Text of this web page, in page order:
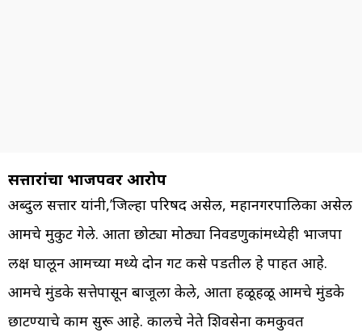
सत्तारांचा भाजपवर आरोप
अब्दुल सत्तार यांनी,’जिल्हा परिषद असेल, महानगरपालिका असेल
आमचे मुकुट गेले. आता छोट्या मोठ्या निवडणुकांमध्येही भाजपा
लक्ष घालून आमच्या मध्ये दोन गट कसे पडतील हे पाहत आहे.
आमचे मुंडके सत्तेपासून बाजूला केले, आता हळूहळू आमचे मुंडके
छाटण्याचे काम सुरू आहे. कालचे नेते शिवसेना कमकुवत